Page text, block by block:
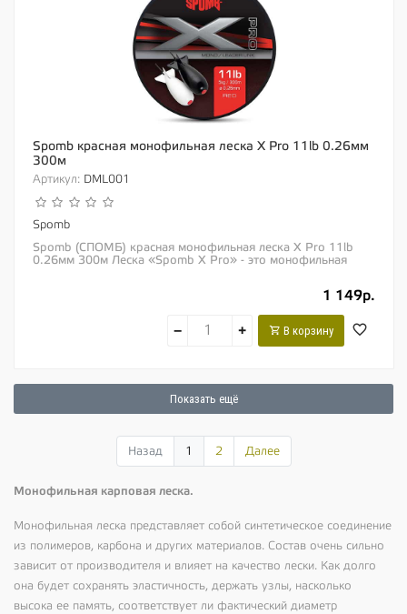
Spomb красная монофильная леска X Pro 11lb 0.26мм
300м
Артикул: DML001
Spomb
Spomb (СПОМБ) красная монофильная леска X Pro 11lb
0.26мм 300м Леска «Spomb X Pro» - это монофильная
1 149р.
− + В корзину
Показать ещё
Назад 1 2 Далее
Монофильная карповая леска.
Монофильная леска представляет собой синтетическое соединение
из полимеров, карбона и других материалов. Состав очень сильно
зависит от производителя и влияет на качество лески. Как долго
она будет сохранять эластичность, держать узлы, насколько
высока ее память, соответствует ли фактический диаметр